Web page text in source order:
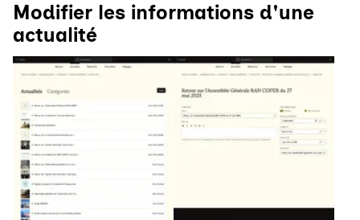
Modifier les informations d'une
actualité
Agrandir Agrandir